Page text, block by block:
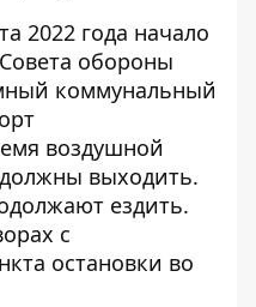
2022 года начало
обороны
коммунальный
воздушной
выходить.
ездить.
с
остановки во